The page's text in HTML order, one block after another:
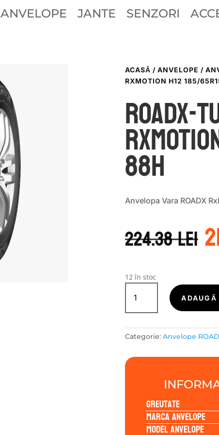
ANVELOPE JANTE SENZORI
ACASĂ / ANVELOPE /
RXMOTION H12 185/
ROADX-
88H
Anvelopa Vara ROADX
224.38leia
12 în stoc
Cantitate
ROADX-
TURISME
H12
185/65R15
88H
ADAUGĂ
Categorie: Anvelope
Greutate
Marca anvelope
Model anvelope